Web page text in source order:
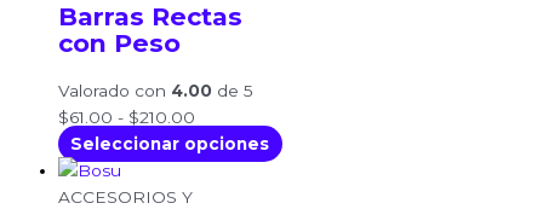
Barras Rectas
con Peso
Valorado con 4.00 de 5
$61.00 - $210.00
Seleccionar opciones
ACCESORIOS Y